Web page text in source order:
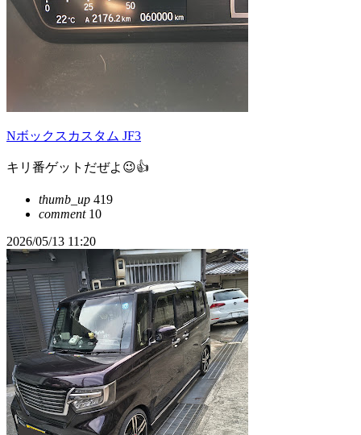
Nボックスカスタム JF3
キリ番ゲットだぜよ😉👍
thumb_up 419
comment10
2026/05/13 11:20